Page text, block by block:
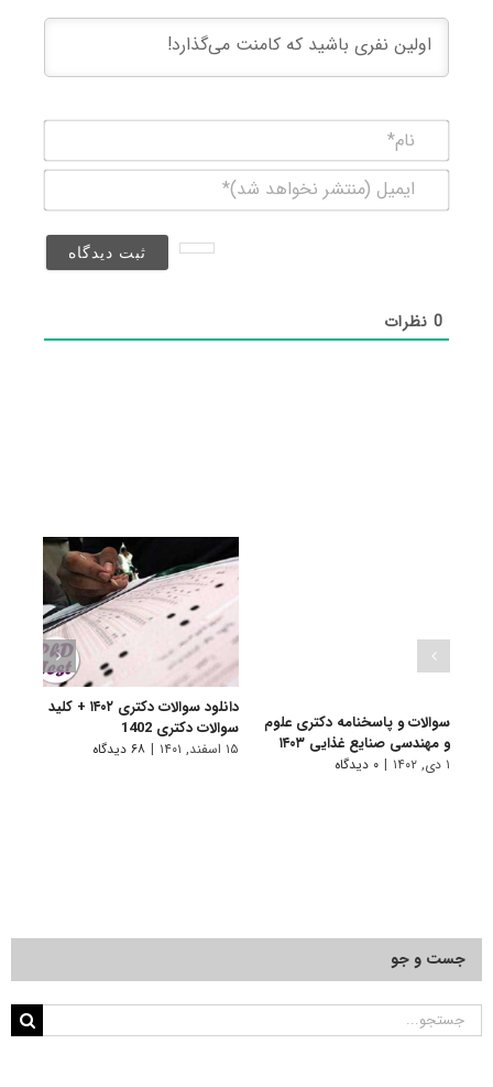
(منتشر
0نظرات
سوالات و پاسخنامه دکتری علوم
و مهندسی صنایع غذایی ۱۴۰۳
۱ دی, ۱۴۰۲ | ۰ دیدگاه
دانلود سوالات دکتری ۱۴۰۲ + کلید
سوالات دکتری 1402
۱۵ اسفند, ۱۴۰۱ | ۶۸ دیدگاه
جست و جو
جستجو